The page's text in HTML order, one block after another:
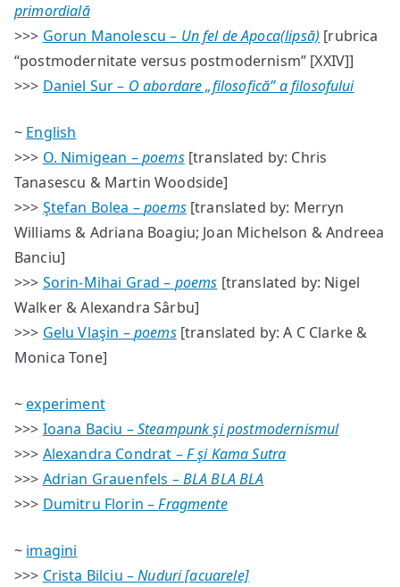
primordială
>>> Gorun Manolescu – Un fel de Apoca(lipsă) [rubrica
“postmodernitate versus postmodernism” [XXIV]]
>>> Daniel Sur – O abordare „filosofică” a filosofului
~ English
>>> O. Nimigean –poems[translated by: Chris
Tanasescu & Martin Woodside]
>>> Ştefan Bolea –poems[translated by: Merryn
Williams & Adriana Boagiu; Joan Michelson & Andreea
Banciu]
>>> Sorin-Mihai Grad – poems [translated by: Nigel
Walker & Alexandra Sârbu]
>>> Gelu Vlaşin –poems[translated by: A C Clarke &
Monica Tone]
~experiment
>>> Ioana Baciu –Steampunk şi postmodernismul
>>> Alexandra Condrat –F şi Kama Sutra
>>> Adrian Grauenfels –BLA BLA BLA
>>> Dumitru Florin –Fragmente
~ imagini
>>> Crista Bilciu –Nuduri [acuarele]